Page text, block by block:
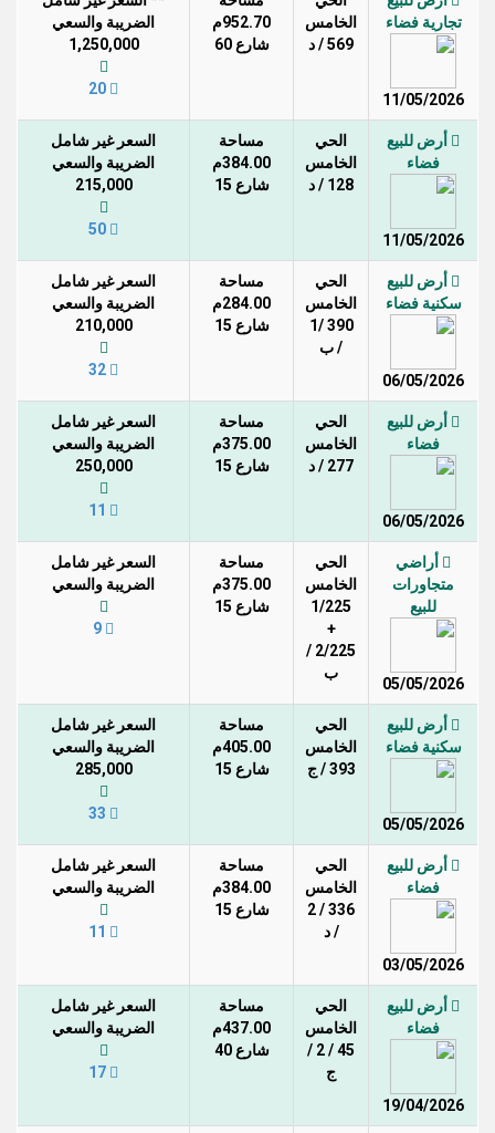
تجارية فضاء
11/05/2026
الخامس
569 / د
952.70م
شارع 60
الضريبة والسعي
1,250,000
أرض للبيع
فضاء
11/05/2026
الحي
الخامس
128 / د
مساحة
384.00م
شارع 15
السعر غير شامل
الضريبة والسعي
215,000
أرض للبيع
سكنية فضاء
06/05/2026
الحي
الخامس
390 /1
/ ب
مساحة
284.00م
شارع 15
السعر غير شامل
الضريبة والسعي
210,000
أرض للبيع
فضاء
06/05/2026
الحي
الخامس
277 / د
مساحة
375.00م
شارع 15
السعر غير شامل
الضريبة والسعي
250,000
أراضي
متجاورات
للبيع
05/05/2026
الحي
الخامس
1/225
+
2/225 /
ب
مساحة
375.00م
شارع 15
السعر غير شامل
الضريبة والسعي
أرض للبيع
سكنية فضاء
05/05/2026
الحي
الخامس
393 / ج
مساحة
405.00م
شارع 15
السعر غير شامل
الضريبة والسعي
285,000
أرض للبيع
فضاء
03/05/2026
الحي
الخامس
336 / 2
/ د
مساحة
384.00م
شارع 15
السعر غير شامل
الضريبة والسعي
أرض للبيع
فضاء
19/04/2026
الحي
الخامس
45 / 2 /
ج
مساحة
437.00م
شارع 40
السعر غير شامل
الضريبة والسعي